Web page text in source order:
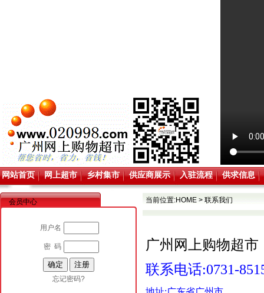
网站首页 网上超市 乡村集市 供应商展示 入驻流程 供求信息
会员中心
用户名
密 码
忘记密码?
当前位置:HOME > 联系我们
广州网上购物超市
联系电话:0731-